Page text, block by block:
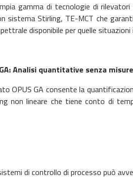
gamma di tecnologie di
sistema Stirling, TE-MCT che
disponibile per quelle
Analisi quantitative senza
OPUS GA consente la
non lineare che tiene conto di
di controllo di processo può